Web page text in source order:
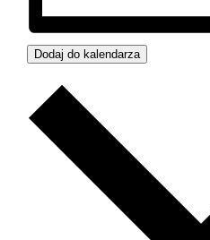
Dodaj do kalendarza